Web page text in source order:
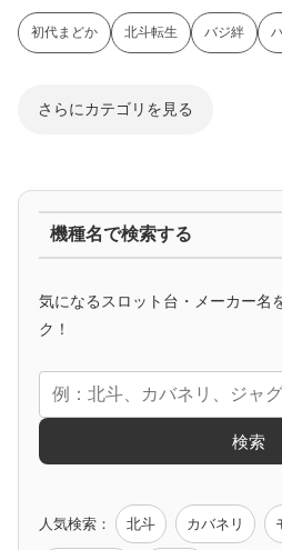
初代まどか 北斗転生 バジ絆
さらにカテゴリを見る
アニメタイアップ
エヴァ コードギアス 化物語
機種名で検索する
気になるスロット台・メーカー名
ク！
検索
人気検索： 北斗 カバネリ